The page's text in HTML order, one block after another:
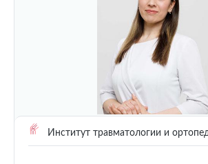
Институт травматологии и